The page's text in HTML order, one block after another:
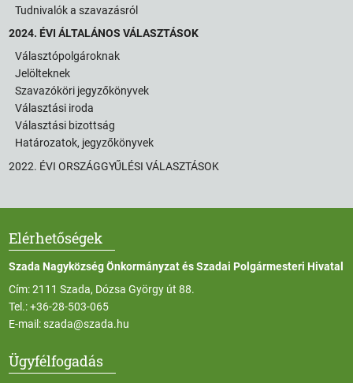
Tudnivalók a szavazásról
2024. ÉVI ÁLTALÁNOS VÁLASZTÁSOK
Választópolgároknak
Jelölteknek
Szavazóköri jegyzőkönyvek
Választási iroda
Választási bizottság
Határozatok, jegyzőkönyvek
2022. ÉVI ORSZÁGGYŰLÉSI VÁLASZTÁSOK
Elérhetőségek
Szada Nagyközség Önkormányzat és Szadai Polgármesteri Hivatal
Cím: 2111 Szada, Dózsa György út 88.
Tel.:+36-28-503-065
E-mail:szada@szada.hu
Ügyfélfogadás